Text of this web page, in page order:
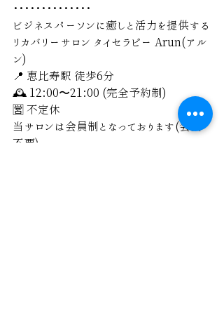
･･････････････
ビジネスパーソンに癒しと活力を提供する
リカバリーサロン タイセラピー Arun(アル
ン)
📍 恵比寿駅 徒歩6分
🕰 12:00〜21:00 (完全予約制)
🈺 不定休
当サロンは会員制となっております(会費
不要)